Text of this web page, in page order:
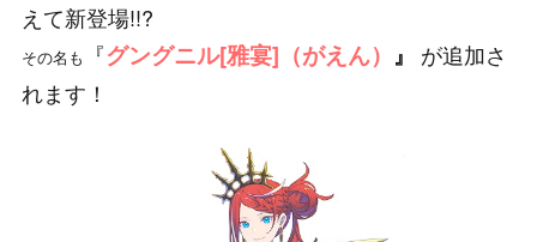
えて新登場!!?
その名も 『グングニル[雅宴]（がえん） 』
が追加さ
れます！